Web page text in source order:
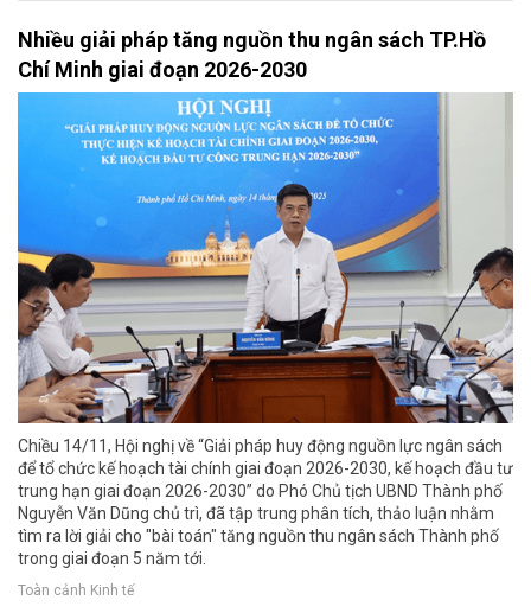
Nhiều giải pháp tăng nguồn thu ngân sách TP.Hồ
Chí Minh giai đoạn 2026-2030
Chiều 14/11, Hội nghị về “Giải pháp huy động nguồn lực ngân sách
để tổ chức kế hoạch tài chính giai đoạn 2026-2030, kế hoạch đầu tư
trung hạn giai đoạn 2026-2030” do Phó Chủ tịch UBND Thành phố
Nguyễn Văn Dũng chủ trì, đã tập trung phân tích, thảo luận nhằm
tìm ra lời giải cho "bài toán" tăng nguồn thu ngân sách Thành phố
trong giai đoạn 5 năm tới.
Toàn cảnh Kinh tế